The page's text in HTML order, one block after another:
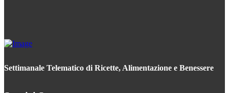
Settimanale Telematico di Ricette, Alimentazione e Benessere